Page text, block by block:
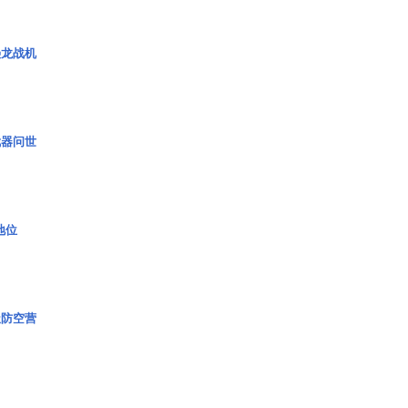
战机
问世
位
空营